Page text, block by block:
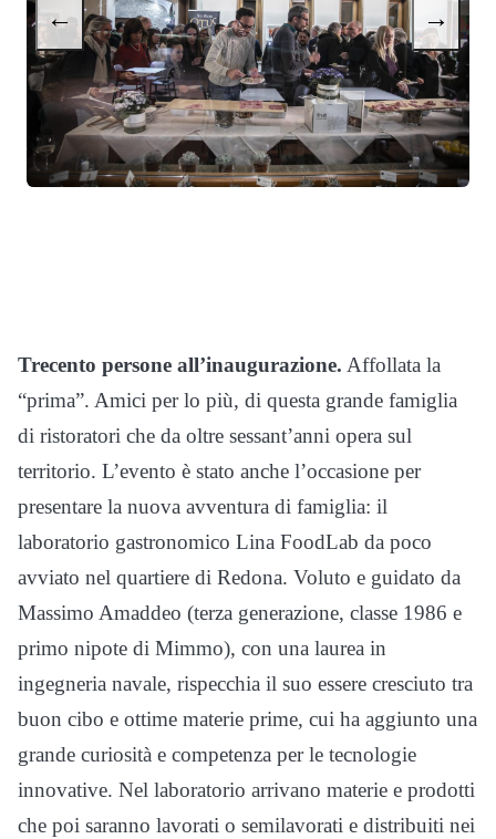
← →
Trecento persone all’inaugurazione. Affollata la
“prima”. Amici per lo più, di questa grande famiglia
di ristoratori che da oltre sessant’anni opera sul
territorio. L’evento è stato anche l’occasione per
presentare la nuova avventura di famiglia: il
laboratorio gastronomico Lina FoodLab da poco
avviato nel quartiere di Redona. Voluto e guidato da
Massimo Amaddeo (terza generazione, classe 1986 e
primo nipote di Mimmo), con una laurea in
ingegneria navale, rispecchia il suo essere cresciuto tra
buon cibo e ottime materie prime, cui ha aggiunto una
grande curiosità e competenza per le tecnologie
innovative. Nel laboratorio arrivano materie e prodotti
che poi saranno lavorati o semilavorati e distribuiti nei